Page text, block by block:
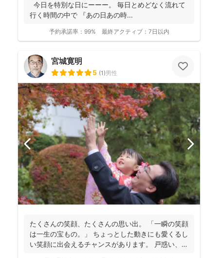
今日を特別な日にーーー。 毎日とめどなく流れて
行く時間の中で 『あの日あの時...
予約承諾率： 99% 最終アクティブ： 7日以内
宮城寛明
5 (1)男性
たくさんの笑顔、たくさんの思い出。 「一瞬の笑顔
は一生の宝もの。」 ちょっとした動きにも愛くるし
い笑顔に出会えるチャンスがあります。 戸惑い、笑